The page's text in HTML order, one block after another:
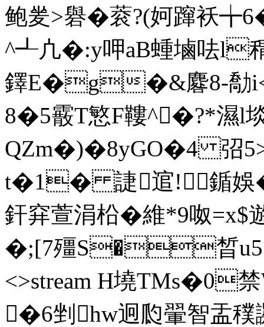
鲍夎>礜�蓘?(妸蹿袄
^┹凣�:y呷aB蝩塷呿l
鐸E�g�&麔8-勪i<
8�5霰T慜F鞻^�?*濕l
QZm�)�8yGO�4 弨
t�1� 誱逭! 鍎娛
釬穽萱涓柗�維*9呶=x$
�;[7殭S�晳u5
<>stream H墝TMs�0
�6剉hw迥瓝翬智盂穙